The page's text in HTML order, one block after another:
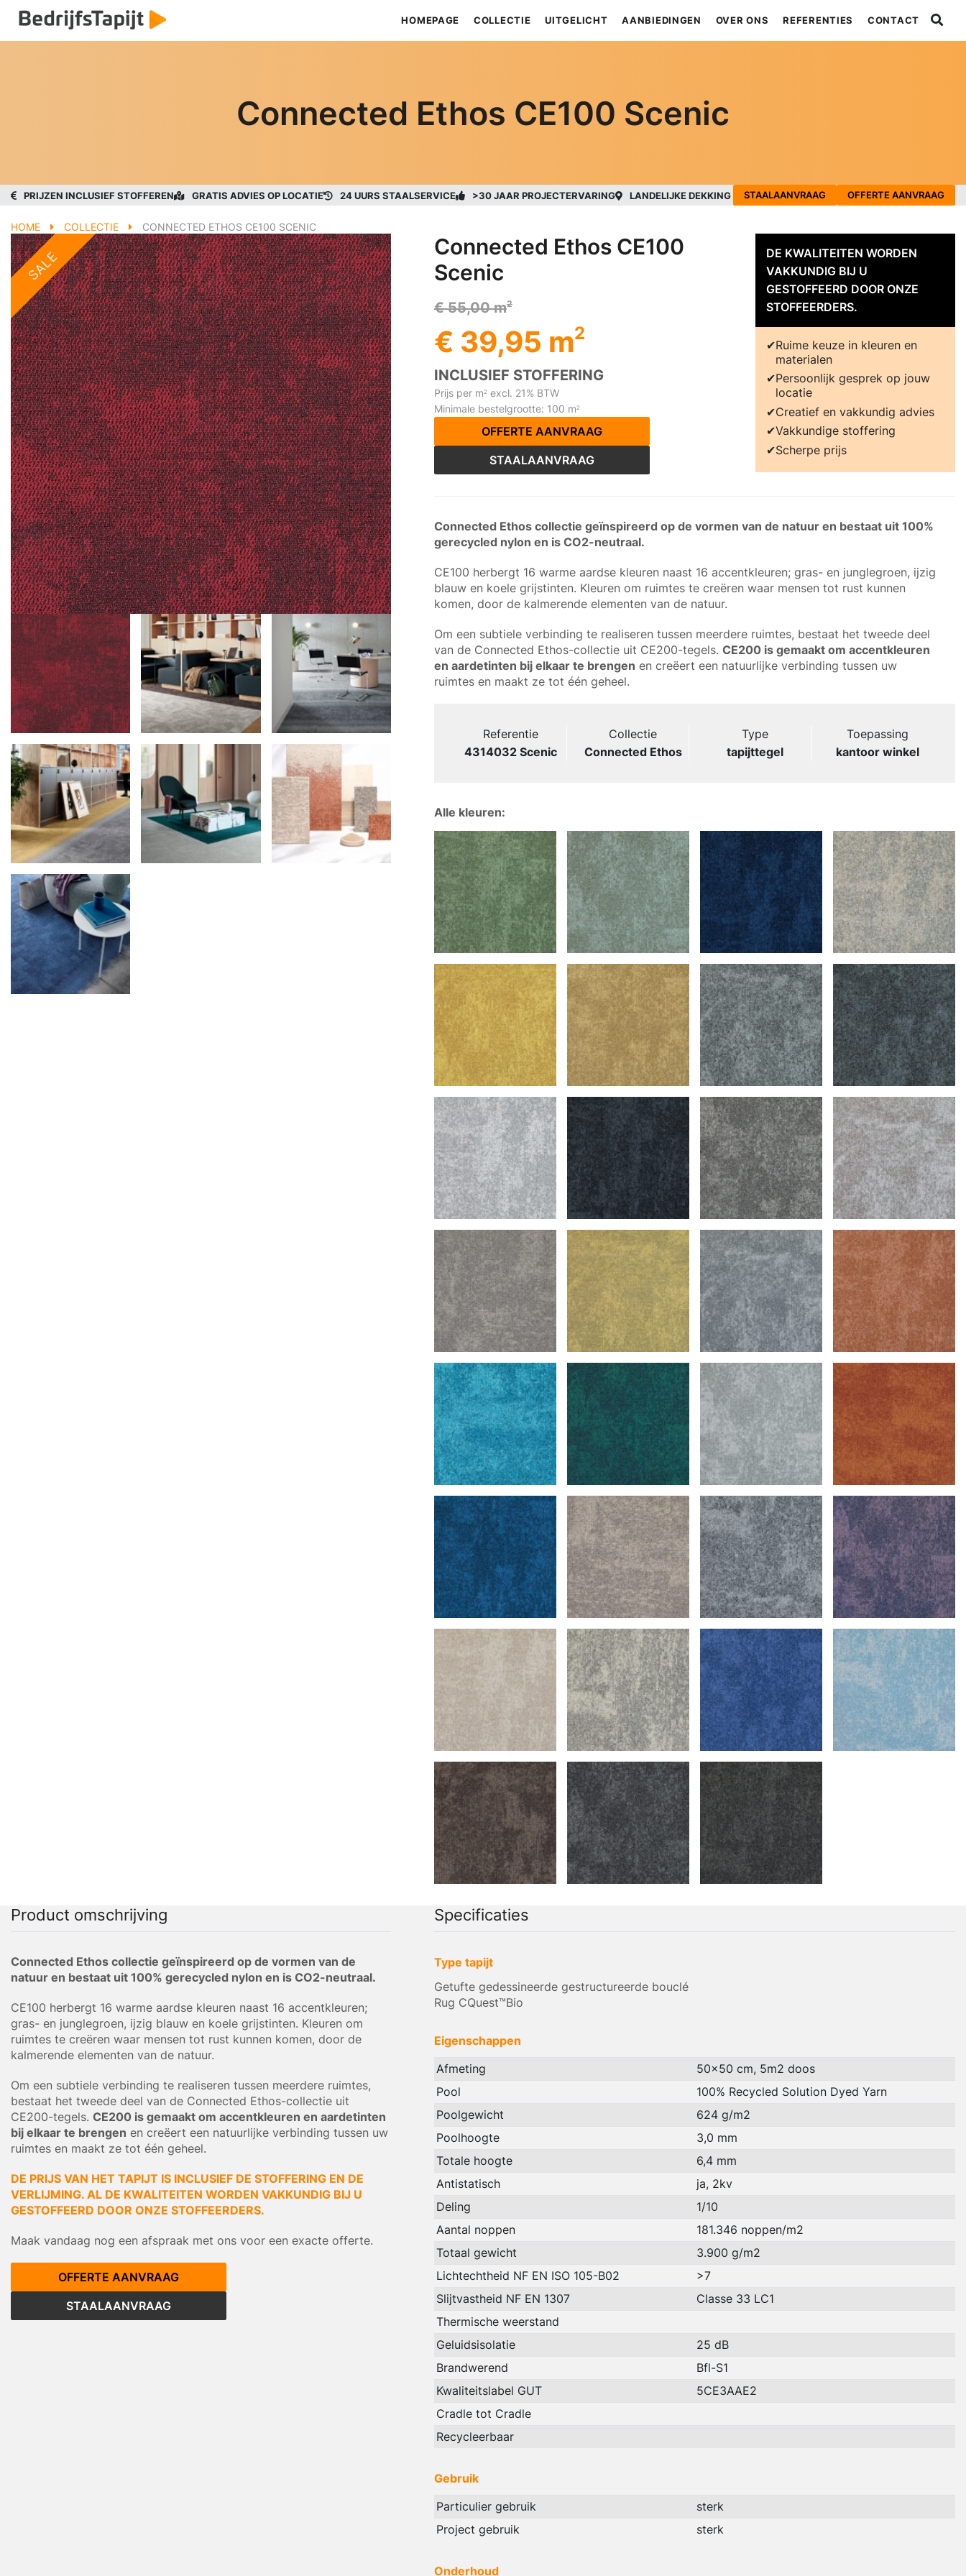
HOMEPAGE COLLECTIE UITGELICHT AANBIEDINGEN OVER ONS REFERENTIES CONTACT
Connected Ethos CE100 Scenic
PRIJZEN INCLUSIEF STOFFEREN GRATIS ADVIES OP LOCATIE 24 UURS STAALSERVICE >30 JAAR PROJECTERVARING LANDELIJKE DEKKING STAALAANVRAAG OFFERTE AANVRAAG
HOME COLLECTIE CONNECTED ETHOS CE100 SCENIC
SALE
Connected Ethos CE100
Scenic
€ 55,00 m2
€ 39,95 m2
INCLUSIEF STOFFERING
Prijs per m2 excl. 21% BTW
Minimale bestelgrootte: 100 m2
OFFERTE AANVRAAG
STAALAANVRAAG
DE KWALITEITEN WORDEN
VAKKUNDIG BIJ U
GESTOFFEERD DOOR ONZE
STOFFEERDERS.
Ruime keuze in kleuren en
materialen
Persoonlijk gesprek op jouw
locatie
Creatief en vakkundig advies
Vakkundige stoffering
Scherpe prijs
Connected Ethos collectie geïnspireerd op de vormen van de natuur en bestaat uit 100%
gerecycled nylon en is CO2-neutraal.
CE100 herbergt 16 warme aardse kleuren naast 16 accentkleuren; gras- en junglegroen, ijzig
blauw en koele grijstinten. Kleuren om ruimtes te creëren waar mensen tot rust kunnen
komen, door de kalmerende elementen van de natuur.
Om een subtiele verbinding te realiseren tussen meerdere ruimtes, bestaat het tweede deel
van de Connected Ethos-collectie uit CE200-tegels. CE200 is gemaakt om accentkleuren
en aardetinten bij elkaar te brengen en creëert een natuurlijke verbinding tussen uw
ruimtes en maakt ze tot één geheel.
Referentie
4314032 Scenic
Collectie
Connected Ethos
Type
tapijttegel
Toepassing
kantoor winkel
Alle kleuren:
Product omschrijving
Connected Ethos collectie geïnspireerd op de vormen van de
natuur en bestaat uit 100% gerecycled nylon en is CO2-neutraal.
CE100 herbergt 16 warme aardse kleuren naast 16 accentkleuren;
gras- en junglegroen, ijzig blauw en koele grijstinten. Kleuren om
ruimtes te creëren waar mensen tot rust kunnen komen, door de
kalmerende elementen van de natuur.
Om een subtiele verbinding te realiseren tussen meerdere ruimtes,
bestaat het tweede deel van de Connected Ethos-collectie uit
CE200-tegels. CE200 is gemaakt om accentkleuren en aardetinten
bij elkaar te brengen en creëert een natuurlijke verbinding tussen uw
ruimtes en maakt ze tot één geheel.
DE PRIJS VAN HET TAPIJT IS INCLUSIEF DE STOFFERING EN DE
VERLIJMING. AL DE KWALITEITEN WORDEN VAKKUNDIG BIJ U
GESTOFFEERD DOOR ONZE STOFFEERDERS.
Maak vandaag nog een afspraak met ons voor een exacte offerte.
OFFERTE AANVRAAG
STAALAANVRAAG
Specificaties
Type tapijt
Getufte gedessineerde gestructureerde bouclé
Rug CQuest™Bio
Eigenschappen
Afmeting
50x50 cm, 5m2 doos
Pool
100% Recycled Solution Dyed Yarn
Poolgewicht
624 g/m2
Poolhoogte
3,0 mm
Totale hoogte
6,4 mm
Antistatisch
ja, 2kv
Deling
1/10
Aantal noppen
181.346 noppen/m2
Totaal gewicht
3.900 g/m2
Lichtechtheid NF EN ISO 105-B02
>7
Slijtvastheid NF EN 1307
Classe 33 LC1
Thermische weerstand
Geluidsisolatie
25 dB
Brandwerend
Bfl-S1
Kwaliteitslabel GUT
5CE3AAE2
Cradle tot Cradle
Recycleerbaar
Gebruik
Particulier gebruik
sterk
Project gebruik
sterk
Onderhoud